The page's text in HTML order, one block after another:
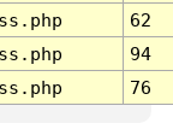
62
94
76